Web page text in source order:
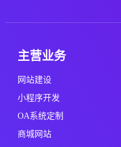
主营业务
网站建设
小程序开发
OA系统定制
商城网站